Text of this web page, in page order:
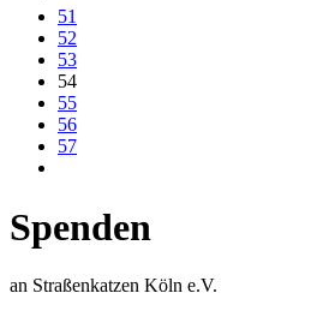
51
52
53
54
55
56
57
Spenden
an Straßenkatzen Köln e.V.